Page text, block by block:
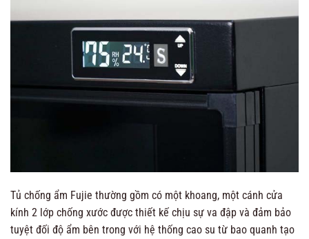
Tủ chống ẩm Fujie thường gồm có một khoang, một cánh cửa
kính 2 lớp chống xước được thiết kế chịu sự va đập và đảm bảo
tuyệt đối độ ẩm bên trong với hệ thống cao su từ bao quanh tạo